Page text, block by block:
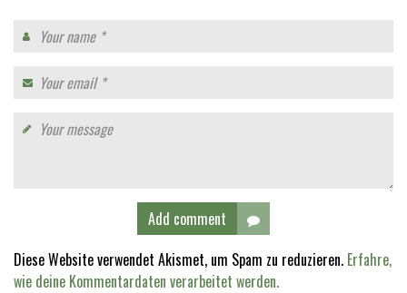
Add comment
Diese Website verwendet Akismet, um Spam zu reduzieren. Erfahre,
wie deine Kommentardaten verarbeitet werden.